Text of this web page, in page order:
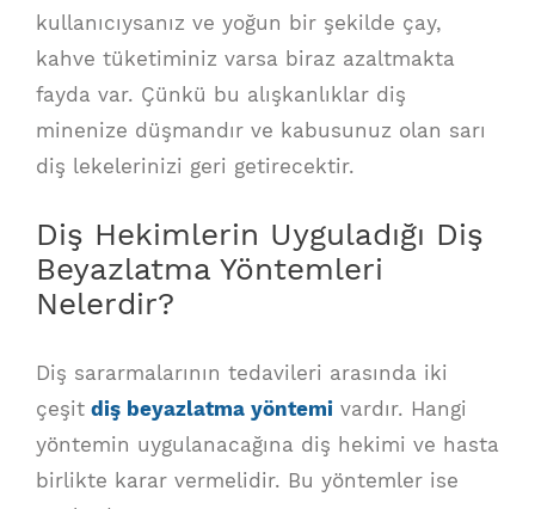
kullanıcıysanız ve yoğun bir şekilde çay,
kahve tüketiminiz varsa biraz azaltmakta
fayda var. Çünkü bu alışkanlıklar diş
minenize düşmandır ve kabusunuz olan sarı
diş lekelerinizi geri getirecektir.
Diş Hekimlerin Uyguladığı Diş
Beyazlatma Yöntemleri
Nelerdir?
Diş sararmalarının tedavileri arasında iki
çeşit diş beyazlatma yöntemi vardır. Hangi
yöntemin uygulanacağına diş hekimi ve hasta
birlikte karar vermelidir. Bu yöntemler ise